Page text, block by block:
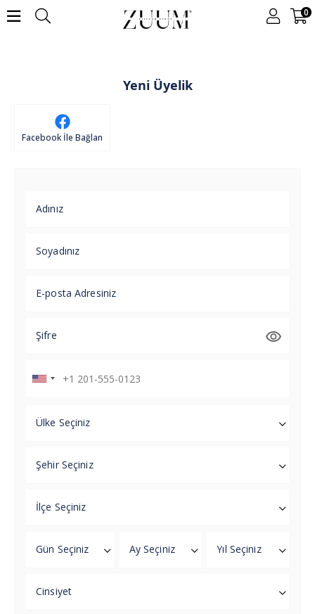
0
Yeni Üyelik
Facebook İle Bağlan
Adınız
Soyadınız
E-posta Adresiniz
Şifre
Ülke Seçiniz
Şehir Seçiniz
İlçe Seçiniz
Gün Seçiniz Ay Seçiniz Yıl Seçiniz
Cinsiyet